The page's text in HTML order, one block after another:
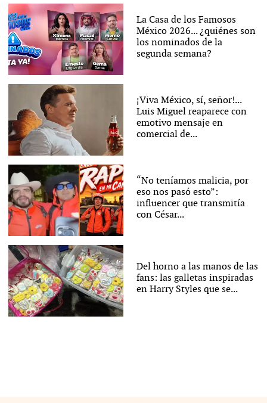
La Casa de los Famosos
México 2026... ¿quiénes son
los nominados de la
segunda semana?
¡Viva México, sí, señor!...
Luis Miguel reaparece con
emotivo mensaje en
comercial de...
“No teníamos malicia, por
eso nos pasó esto”:
influencer que transmitía
con César...
Del horno a las manos de las
fans: las galletas inspiradas
en Harry Styles que se...